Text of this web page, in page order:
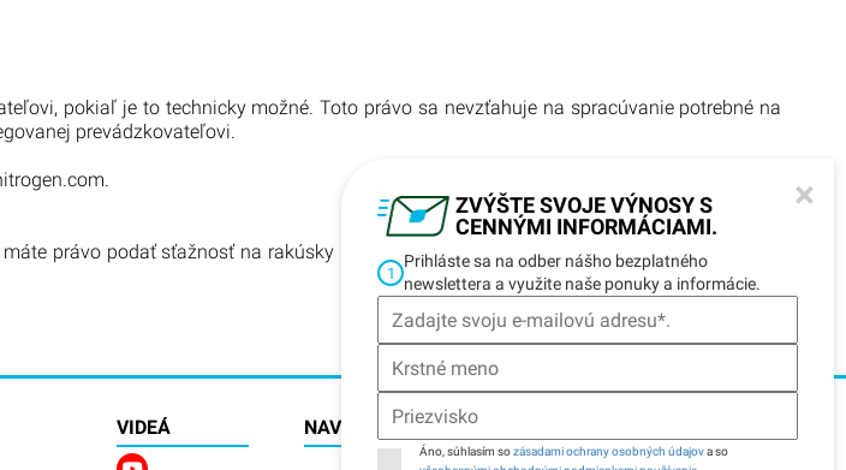
ZVÝŠTE SVOJE VÝNOSY S
CENNÝMI INFORMÁCIAMI.
×
1
Prihláste sa na odber nášho bezplatného
newslettera a využite naše ponuky a informácie.
Áno, súhlasím sozásadami ochrany osobných údajova so
pokiaľ je to technicky možné. Toto právo sa nevzťahuje na spracúvanie potrebné na
prevádzkovateľovi.
právo podať sťažnosť na rakúsky Úrad pre ochranu osobných údajov (Österreichische
VIDEÁ NAVIGÁCIA